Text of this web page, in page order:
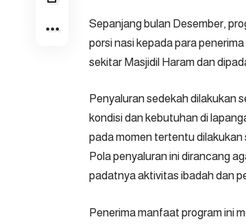
Sepanjang bulan Desember,
porsi nasi kepada para
sekitar Masjidil Haram dan
Penyaluran sedekah dilakukan
kondisi dan kebutuhan di
pada momen tertentu dilakukan
Pola penyaluran ini dirancang
padatnya aktivitas ibadah dan
Penerima manfaat program ini